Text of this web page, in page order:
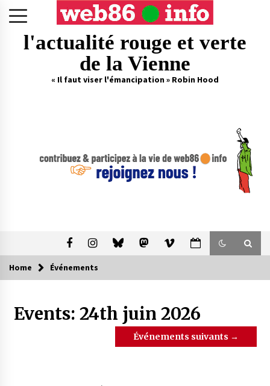
l'actualité rouge et verte
de la Vienne
« Il faut viser l'émancipation » Robin Hood
Home Événements
Events: 24th juin 2026
Événements suivants →